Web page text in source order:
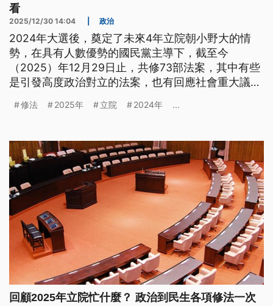
看
2025/12/30 14:04 政治
2024年大選後，奠定了未來4年立院朝小野大的情
勢，在具有人數優勢的國民黨主導下，截至今
（2025）年12月29日止，共修73部法案，其中有些
是引發高度政治對立的法案，也有回應社會重大議
後是怎麼通過的？回應了哪些民意？
修法 2025年 立院 2024年 ...
回顧2025年立院忙什麼？ 政治到民生各項修法一次